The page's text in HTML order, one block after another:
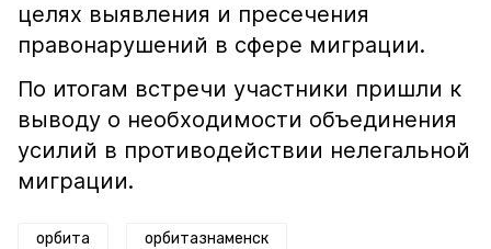
целях выявления и пресечения
правонарушений в сфере миграции.
По итогам встречи участники пришли к
выводу о необходимости объединения
усилий в противодействии нелегальной
миграции.
орбита орбитазнаменск